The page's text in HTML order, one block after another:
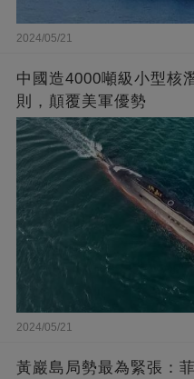
2024/05/21
中國造4000噸級小型核
則，顛覆美軍優勢
2024/05/21
黃巖島局勢最為緊張：